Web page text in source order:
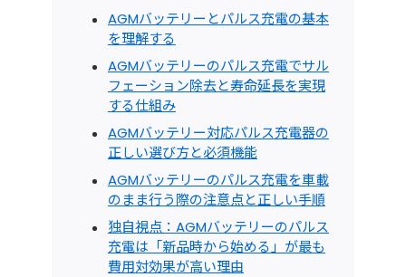
AGMバッテリーとパルス充電の基本
を理解する
AGMバッテリーのパルス充電でサル
フェーション除去と寿命延長を実現
する仕組み
AGMバッテリー対応パルス充電器の
正しい選び方と必須機能
AGMバッテリーのパルス充電を車載
のまま行う際の注意点と正しい手順
独自視点：AGMバッテリーのパルス
充電は「新品時から始める」が最も
費用対効果が高い理由